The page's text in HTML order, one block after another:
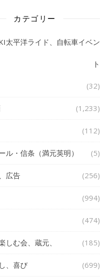
カテゴリー
太平洋ライド、自転車イベン
ト
(32)
(1,233)
(112)
ル・信条（満元英明） (5)
広告 (256)
(994)
(474)
しむ会、蔵元、 (185)
、喜び (699)